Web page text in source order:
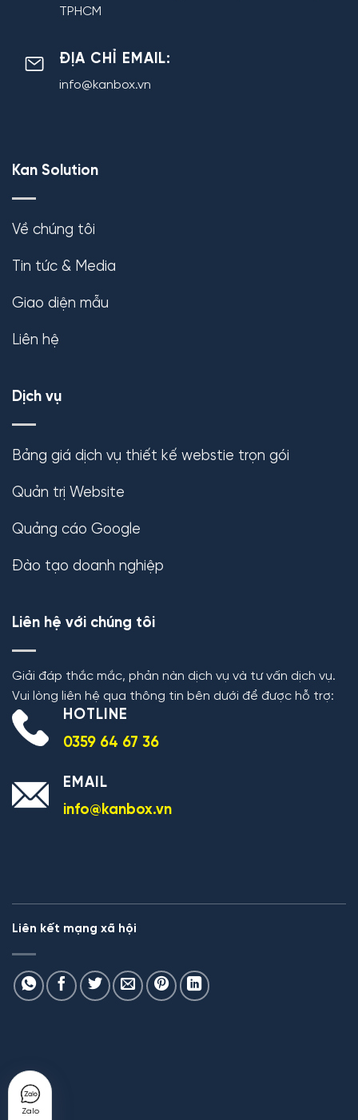
Zalo
TPHCM
ĐỊA CHỈ EMAIL:
info@kanbox.vn
Kan Solution
Về chúng tôi
Tin tức & Media
Giao diện mẫu
Liên hệ
Dịch vụ
Bảng giá dịch vụ thiết kế webstie trọn gói
Quản trị Website
Quảng cáo Google
Đào tạo doanh nghiệp
Liên hệ với chúng tôi
Giải đáp thắc mắc, phản nàn dịch vụ và tư vấn dịch vụ.
Vui lòng liên hệ qua thông tin bên dưới để được hỗ trợ:
HOTLINE
0359 64 67 36
EMAIL
info@kanbox.vn
Liên kết mạng xã hội